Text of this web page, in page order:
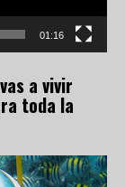
01:16
a vivir
toda la